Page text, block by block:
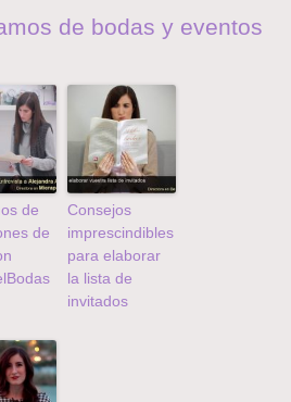
de bodas y eventos
de
de
Consejos
imprescindibles
para elaborar
la lista de
invitados